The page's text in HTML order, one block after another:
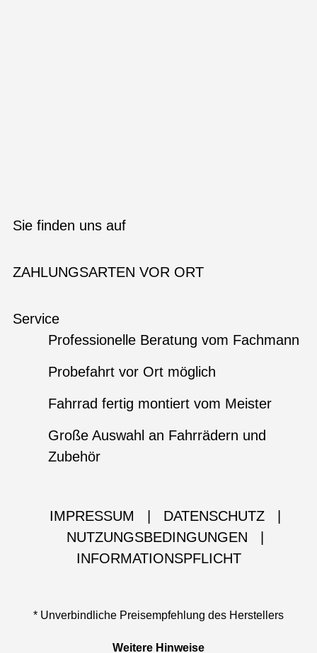
Sie finden uns auf
ZAHLUNGSARTEN VOR ORT
Service
Professionelle Beratung vom Fachmann
Probefahrt vor Ort möglich
Fahrrad fertig montiert vom Meister
Große Auswahl an Fahrrädern und
Zubehör
IMPRESSUM DATENSCHUTZ
NUTZUNGSBEDINGUNGEN
INFORMATIONSPFLICHT
* Unverbindliche Preisempfehlung des Herstellers
Weitere Hinweise